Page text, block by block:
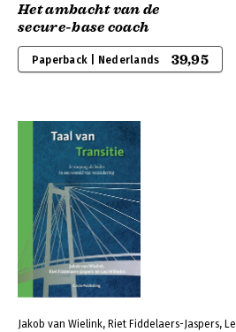
Het ambacht van de
secure-base coach
Paperback | Nederlands 39,95
Jakob van Wielink, Riet Fiddelaers-Jaspers,